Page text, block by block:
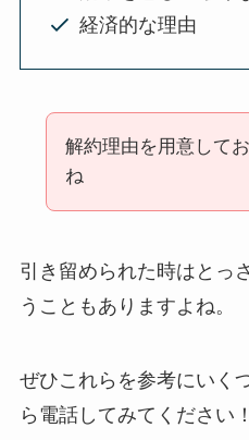
経済的な理由
解約理由を用意して
ね
引き留められた時はとっ
うこともありますよね。
ぜひこれらを参考にいく
ら電話してみてください！